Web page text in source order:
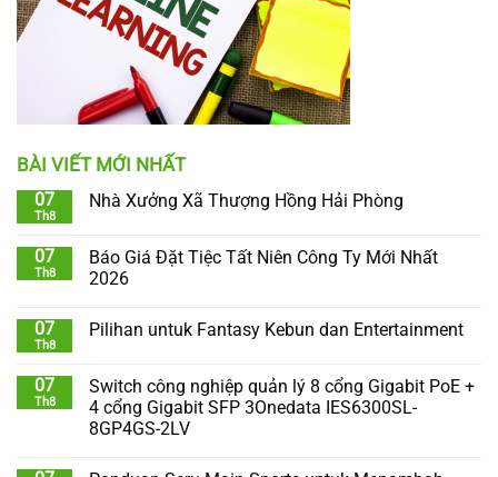
BÀI VIẾT MỚI NHẤT
07
Th8
Nhà Xưởng Xã Thượng Hồng Hải Phòng
07
Th8
Báo Giá Đặt Tiệc Tất Niên Công Ty Mới Nhất
2026
07
Th8
Pilihan untuk Fantasy Kebun dan Entertainment
07
Th8
Switch công nghiệp quản lý 8 cổng Gigabit PoE +
4 cổng Gigabit SFP 3Onedata IES6300SL-
8GP4GS-2LV